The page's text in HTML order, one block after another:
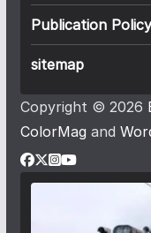
Publication Policy
sitemap
Copyright © 2026
ColorMag and